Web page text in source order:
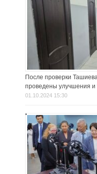
После проверки
проведены улучшения и
01.10.2024 15:30